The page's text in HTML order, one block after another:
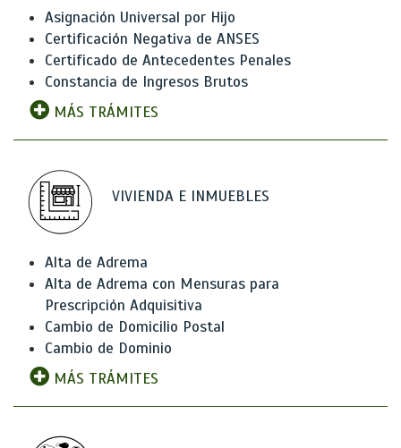
Asignación Universal por Hijo
Certificación Negativa de ANSES
Certificado de Antecedentes Penales
Constancia de Ingresos Brutos
MÁS TRÁMITES
VIVIENDA E INMUEBLES
Alta de Adrema
Alta de Adrema con Mensuras para
Prescripción Adquisitiva
Cambio de Domicilio Postal
Cambio de Dominio
MÁS TRÁMITES